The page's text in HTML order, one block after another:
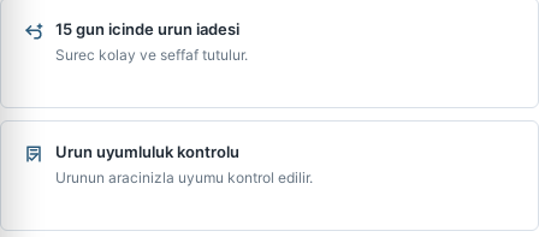
15 gun icinde urun iadesi
Surec kolay ve seffaf tutulur.
Urun uyumluluk kontrolu
Urunun aracinizla uyumu kontrol edilir.